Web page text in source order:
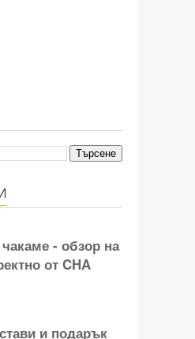
- обзор на
от CHA
и подарък